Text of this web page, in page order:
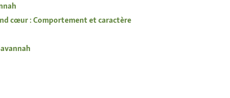
cœur : Comportement et caractère